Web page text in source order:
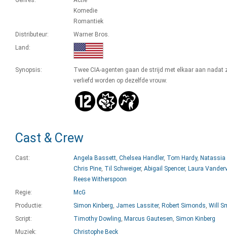
Komedie
Romantiek
Distributeur:
Warner Bros.
Land:
Synopsis:
Twee CIA-agenten gaan de strijd met elkaar aan nadat
verliefd worden op dezelfde vrouw.
Cast & Crew
Cast: Angela Bassett, Chelsea Handler, Tom Hardy, Natassia
Chris Pine, Til Schweiger, Abigail Spencer, Laura
Reese Witherspoon
Regie:
McG
Productie:
Simon Kinberg, James Lassiter, Robert Simonds, Will
Script:
Timothy Dowling, Marcus Gautesen, Simon Kinberg
Muziek:
Christophe Beck